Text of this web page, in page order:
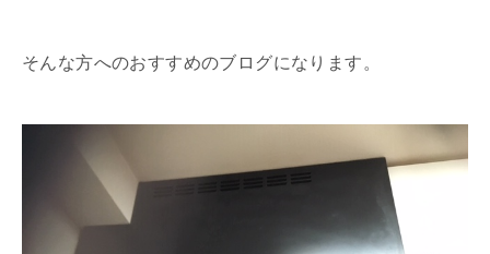
そんな方へのおすすめのブログになります。